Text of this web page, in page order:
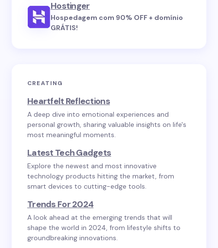
Hostinger
Hospedagem com 90% OFF + domínio
GRÁTIS!
CREATING
Heartfelt Reflections
A deep dive into emotional experiences and
personal growth, sharing valuable insights on life's
most meaningful moments.
Latest Tech Gadgets
Explore the newest and most innovative
technology products hitting the market, from
smart devices to cutting-edge tools.
Trends For 2024
A look ahead at the emerging trends that will
shape the world in 2024, from lifestyle shifts to
groundbreaking innovations.